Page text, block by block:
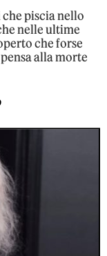
piscia nello
nelle ultime
che forse
alla morte